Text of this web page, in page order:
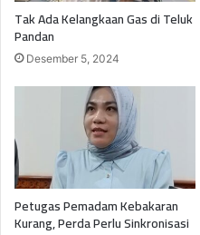
Tak Ada Kelangkaan Gas di Teluk
Pandan
Desember 5, 2024
Petugas Pemadam Kebakaran
Kurang, Perda Perlu Sinkronisasi